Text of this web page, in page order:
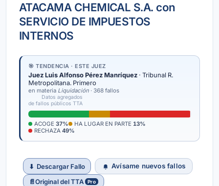
ATACAMA CHEMICAL S.A. con
SERVICIO DE IMPUESTOS
INTERNOS
🎯 TENDENCIA · ESTE JUEZ
Juez Luis Alfonso Pérez Manríquez · Tribunal R.
Metropolitana. Primero
en materia Liquidación · 368 fallos
Datos agregados
de fallos públicos TTA
ACOGE 37% HA LUGAR EN PARTE 13%
RECHAZA 49%
⬇ Descargar Fallo
Avísame nuevos fallos
📄Original del TTA Pro